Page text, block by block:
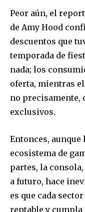
Peor aún, el
de Amy Hood
descuentos que
temporada de
nada; los
oferta, mientras
no precisamente,
exclusivos.
Entonces,
ecosistema de
partes, la
a futuro, hace
es que cada
rentable y cumpla